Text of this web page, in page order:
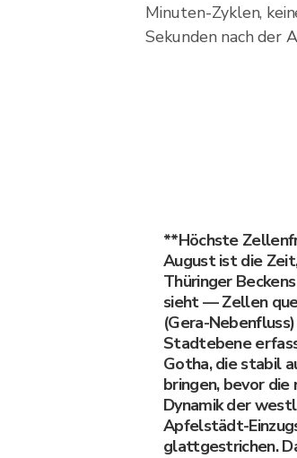
Minuten-Zyklen,
Sekunden nach der
**Höchste
August ist die
Thüringer
sieht — Zellen
(Gera-
Stadtebene
Gotha, die stabil
bringen, bevor
Dynamik der
Apfelstädt-
glattgestrichen.